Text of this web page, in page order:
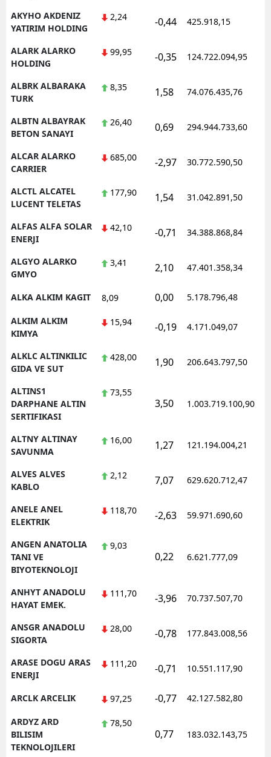
AKYHO AKDENIZ
YATIRIM HOLDING
2,24 -0,44 425.918,15
ALARK ALARKO
HOLDING
99,95 -0,35 124.722.094,95
ALBRK ALBARAKA
TURK
8,35 1,58 74.076.435,76
ALBTN ALBAYRAK
BETON SANAYI
26,40 0,69 294.944.733,60
ALCAR ALARKO
CARRIER
685,00 -2,97 30.772.590,50
ALCTL ALCATEL
LUCENT TELETAS
177,90 1,54 31.042.891,50
ALFAS ALFA SOLAR
ENERJI
42,10 -0,71 34.388.868,84
ALGYO ALARKO
GMYO
3,41 2,10 47.401.358,34
ALKA ALKIM KAGIT 8,09 0,00 5.178.796,48
ALKIM ALKIM
KIMYA
15,94 -0,19 4.171.049,07
ALKLC ALTINKILIC
GIDA VE SUT
428,00 1,90 206.643.797,50
ALTINS1
DARPHANE ALTIN
SERTIFIKASI
73,55
3,50 1.003.719.100,90
ALTNY ALTINAY
SAVUNMA
16,00 1,27 121.194.004,21
ALVES ALVES
KABLO
2,12 7,07 629.620.712,47
ANELE ANEL
ELEKTRIK
118,70 -2,63 59.971.690,60
ANGEN ANATOLIA
TANI VE
BIYOTEKNOLOJI
9,03
0,22 6.621.777,09
ANHYT ANADOLU
HAYAT EMEK.
111,70 -3,96 70.737.507,70
ANSGR ANADOLU
SIGORTA
28,00 -0,78 177.843.008,56
ARASE DOGU ARAS
ENERJI
111,20 -0,71 10.551.117,90
ARCLK ARCELIK 97,25 -0,77 42.127.582,80
ARDYZ ARD
BILISIM
TEKNOLOJILERI
78,50
0,77 183.032.143,75